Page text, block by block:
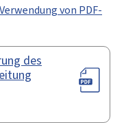
von PDF-
des